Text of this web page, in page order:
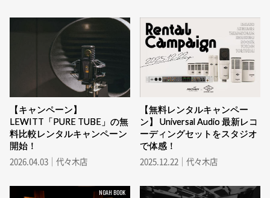
【キャンペーン】
LEWITT「PURE TUBE」の無
料比較レンタルキャンペーン
開始！
2026.04.03｜代々木店
【無料レンタルキャンペー
ン】 Universal Audio 最新レコ
ーディングセットをスタジオ
で体感！
2025.12.22｜代々木店
NOAH BOOK